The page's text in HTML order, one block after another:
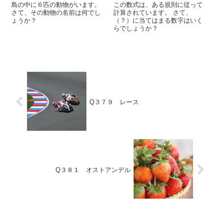
島の中に６匹の動物がいます。
さて、その動物の名前は何でし
ょうか？
この数式は、ある規則に従って
計算されています。 さて、
（？）に当てはまる数字はいく
らでしょうか？
Q３７９ レース
Q３８１ オストアンデル